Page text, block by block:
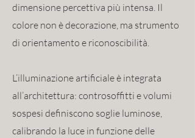
dimensione percettiva più intensa. Il
colore non è decorazione, ma strumento
di orientamento e riconoscibilità.
L’illuminazione artificiale è integrata
all’architettura: controsoffitti e volumi
sospesi definiscono soglie luminose,
calibrando la luce in funzione delle